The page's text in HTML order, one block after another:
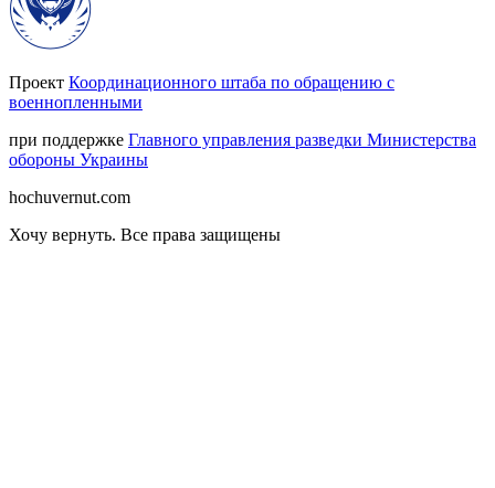
Проект Координационного штаба по обращению с
военнопленными
при поддержке Главного управления разведки Министерства
обороны Украины
hochuvernut.com
Хочу вернуть. Все права защищены